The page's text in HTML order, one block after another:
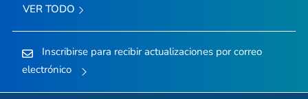
VER TODO
Inscribirse para recibir actualizaciones por correo
electrónico